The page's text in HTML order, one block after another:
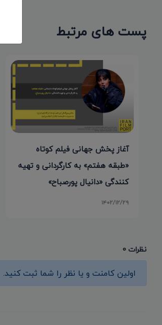
پست های مرتبط
آغاز پخش جهانی فیلم کوتاه
«طبقه هفتم» به کارگردانی و تهیه
کنندگی «دانیال پورصباح»
۱۴۰۲/۱۲/۲۹
نظرات 0
اولین کامنت و یا نظر را شما ثبت کنید.